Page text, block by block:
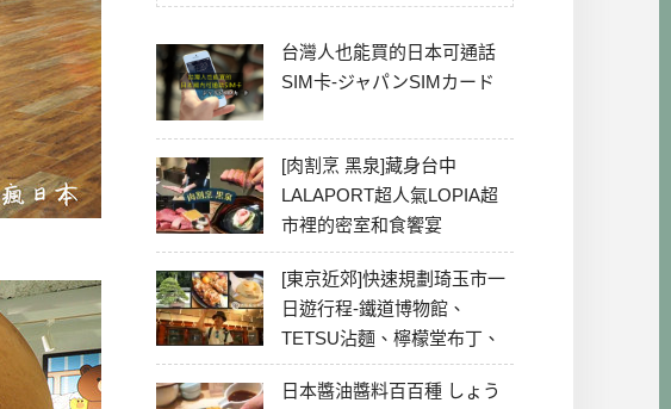
台灣人也能買的日本可通話
SIM卡-ジャパンSIMカード
[肉割烹 黑泉]藏身台中
LALAPORT超人氣LOPIA超
市裡的密室和食饗宴
[東京近郊]快速規劃琦玉市一
日遊行程-鐵道博物館、
TETSU沾麵、檸檬堂布丁、
冰川神社、美食彙整
日本醬油醬料百百種 しょう